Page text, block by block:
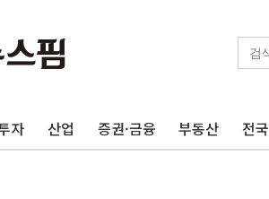
자 산업 증권·금융 부동산 전국
AI LINK' 월마트 3600개 매장 판매